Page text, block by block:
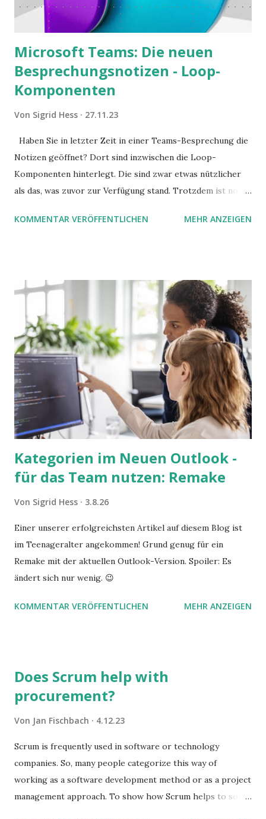
Microsoft Teams: Die neuen
Besprechungsnotizen - Loop-
Komponenten
Von Sigrid Hess 27.11.23
Haben Sie in letzter Zeit in einer Teams-Besprechung die
Notizen geöffnet? Dort sind inzwischen die Loop-
Komponenten hinterlegt. Die sind zwar etwas nützlicher
als das, was zuvor zur Verfügung stand. Trotzdem ist noch
Stolperfallen. Hier ein erster, kritischer Blick auf das was
KOMMENTAR VERÖFFENTLICHEN MEHR ANZEIGEN
Kategorien im Neuen Outlook -
für das Team nutzen: Remake
Von Sigrid Hess 3.8.26
Einer unserer erfolgreichsten Artikel auf diesem Blog ist
im Teenageralter angekommen! Grund genug für ein
Remake mit der aktuellen Outlook-Version. Spoiler: Es
ändert sich nur wenig. 😉
KOMMENTAR VERÖFFENTLICHEN MEHR ANZEIGEN
Does Scrum help with
procurement?
Von Jan Fischbach 4.12.23
Scrum is frequently used in software or technology
companies. So, many people categorize this way of
working as a software development method or as a project
management approach. To show how Scrum helps to solve